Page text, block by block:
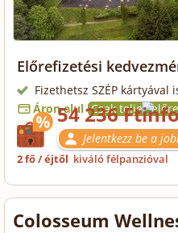
Előrefizetési
Fizethetsz SZÉP kártyával
Áron alul Csak teljes
54 236 Ft
Jelentkezz be a
2 fő / éjtől kiváló félpanzióval
Colosseum